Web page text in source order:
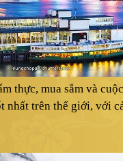
thực, mua sắm và
nhất trên thế giới, với